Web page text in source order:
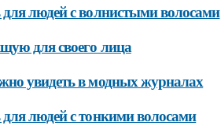
людей с волнистыми волосами
для своего лица
увидеть в модных журналах
людей с тонкими волосами